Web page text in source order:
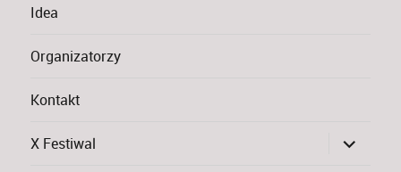
Idea
Organizatorzy
Kontakt
X Festiwal rozwiń
menu